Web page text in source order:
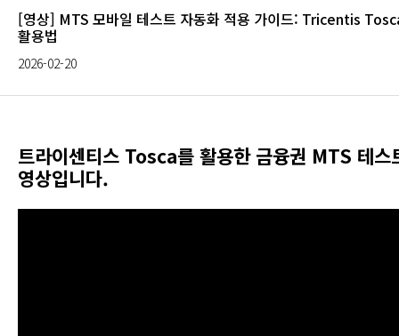
[영상] MTS 모바일 테스트 자동화 적용 가이드: Tricentis
활용법
2026-02-20
트라이센티스 Tosca를 활용한 금융권 MTS 테스
영상입니다.